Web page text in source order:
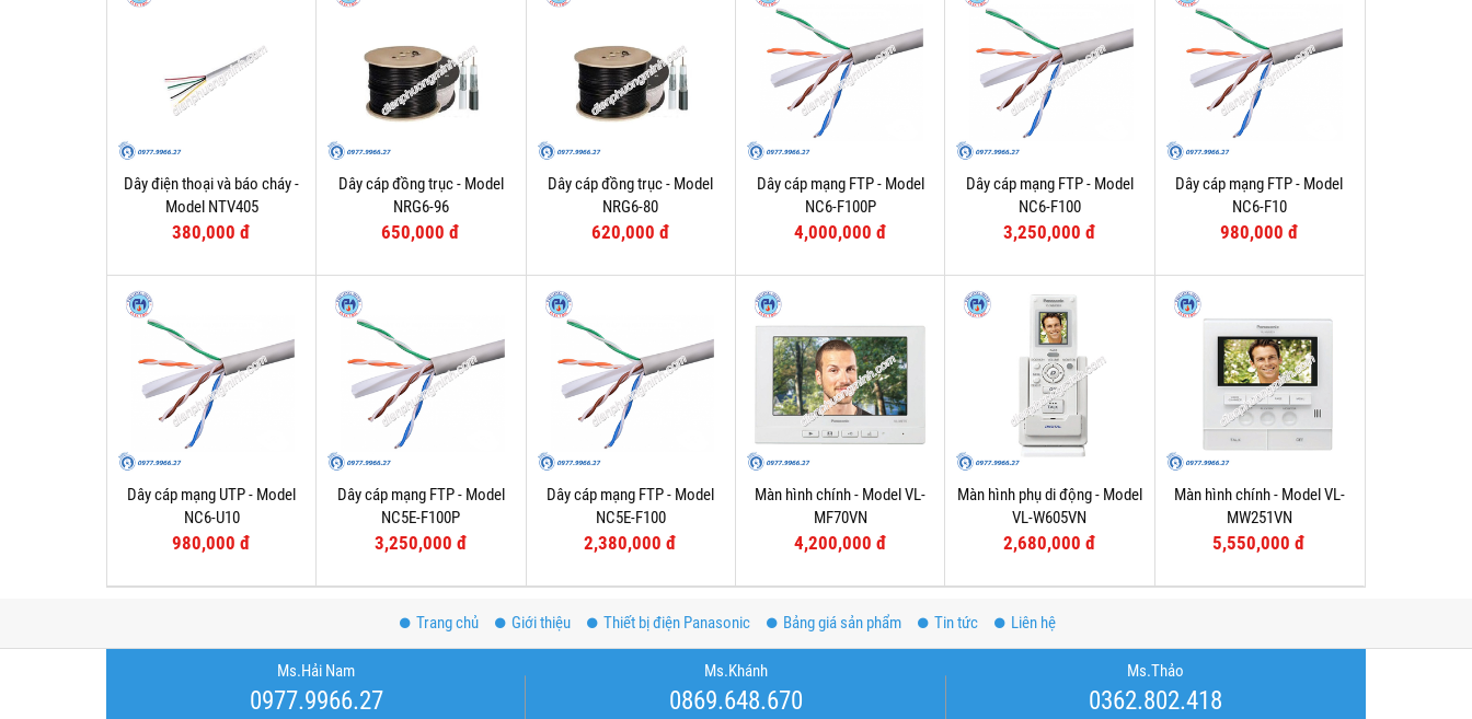
Dây điện thoại và báo cháy -
Model NTV405
380,000 đ
Dây cáp đồng trục - Model
NRG6-96
650,000 đ
Dây cáp đồng trục - Model
NRG6-80
620,000 đ
Dây cáp mạng FTP - Model
NC6-F100P
4,000,000 đ
Dây cáp mạng FTP - Model
NC6-F100
3,250,000 đ
Dây cáp mạng FTP - Model
NC6-F10
980,000 đ
Dây cáp mạng UTP - Model
NC6-U10
980,000 đ
Dây cáp mạng FTP - Model
NC5E-F100P
3,250,000 đ
Dây cáp mạng FTP - Model
NC5E-F100
2,380,000 đ
Màn hình chính - Model VL-
MF70VN
4,200,000 đ
Màn hình phụ di động - Model
VL-W605VN
2,680,000 đ
Màn hình chính - Model VL-
MW251VN
5,550,000 đ
Trang chủ Giới thiệu Thiết bị điện Panasonic Bảng giá sản phẩm Tin tức Liên hệ
Ms.Hải Nam
0977.9966.27
Ms.Khánh
0869.648.670
Ms.Thảo
0362.802.418